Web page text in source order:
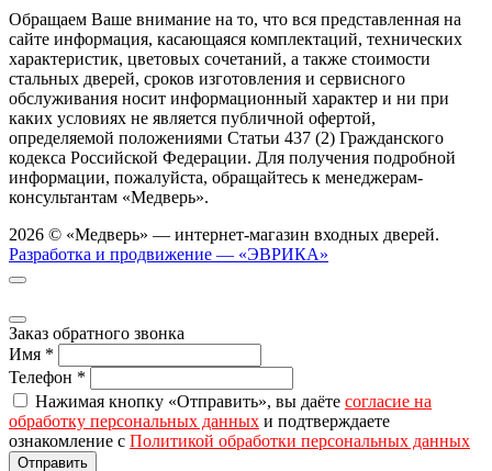
Обращаем Ваше внимание на то, что вся представленная на
сайте информация, касающаяся комплектаций, технических
характеристик, цветовых сочетаний, а также стоимости
стальных дверей, сроков изготовления и сервисного
обслуживания носит информационный характер и ни при
каких условиях не является публичной офертой,
определяемой положениями Статьи 437 (2) Гражданского
кодекса Российской Федерации. Для получения подробной
информации, пожалуйста, обращайтесь к менеджерам-
консультантам «Медверь».
2026 © «Медверь» — интернет-магазин входных дверей.
Разработка и продвижение — «ЭВРИКА»
Заказ обратного звонка
Имя *
Телефон *
Нажимая кнопку «Отправить», вы даёте согласие на
обработку персональных данных и подтверждаете
ознакомление с Политикой обработки персональных данных